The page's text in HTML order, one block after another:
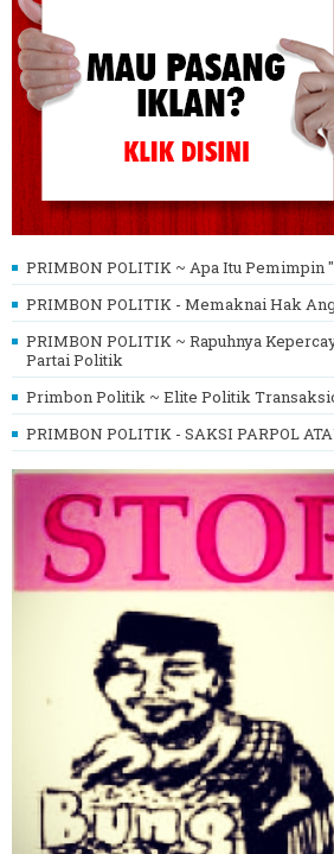
PRIMBON POLITIK ~ Apa Itu Pemimpin
PRIMBON POLITIK - Memaknai Hak
PRIMBON POLITIK ~ Rapuhnya
Partai Politik
Primbon Politik ~ Elite Politik
PRIMBON POLITIK - SAKSI PARPOL